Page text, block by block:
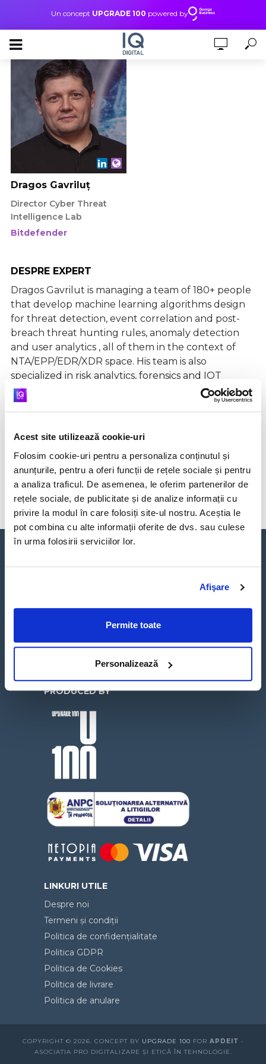
Acest site utilizează cookie-uri
Folosim cookie-uri pentru a personaliza conținutul și
anunțurile, pentru a oferi funcții de rețele sociale și pentru
a analiza traficul. De asemenea, le oferim partenerilor de
rețele sociale, de publicitate și de analize informații cu
privire la modul în care folosiți site-ul nostru. Aceștia le
pot combina cu alte informații oferite de dvs. sau culese
în urma folosirii serviciilor lor.
Afişare
Permite toate
Personalizează
Un concept UPGRADE 100 powered by
Dragos Gavriluț
Director Cyber Threat
Intelligence Lab
Bitdefender
DESPRE EXPERT
Dragos Gavrilut is managing a team of 180+ people
that develop machine learning algorithms design
for threat detection, event correlation and post-
breach threat hunting rules, anomaly detection
and user analytics , all of them in the context of
NTA/EPP/EDR/XDR space. His team is also
specialized in risk analytics, forensics and IOT
analysis. He is also an associate professor at the
Alexandru Ioan Cuza University of Iași, where he
Meta-heuristics for Anti-Malware Systems. He
from the same university, in 2004 and 2006,
respectively.
Un concept hybrid media creat de
George Business, platforma de
banking inteligent pentru companii.
PRODUCED BY
LINKURI UTILE
Despre noi
Termeni și condiții
Politica de confidențialitate
Politica GDPR
Politica de Cookies
Politica de livrare
Politica de anulare
COPYRIGHT © 2026. CONCEPT BY UPGRADE 100 FOR APDEIT -
ASOCIATIA PRO DIGITALIZARE ȘI ETICĂ ÎN TEHNOLOGIE.